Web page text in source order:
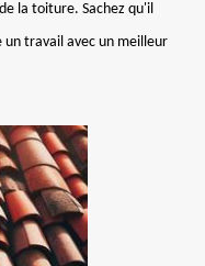
la toiture. Sachez qu'il
un travail avec un meilleur